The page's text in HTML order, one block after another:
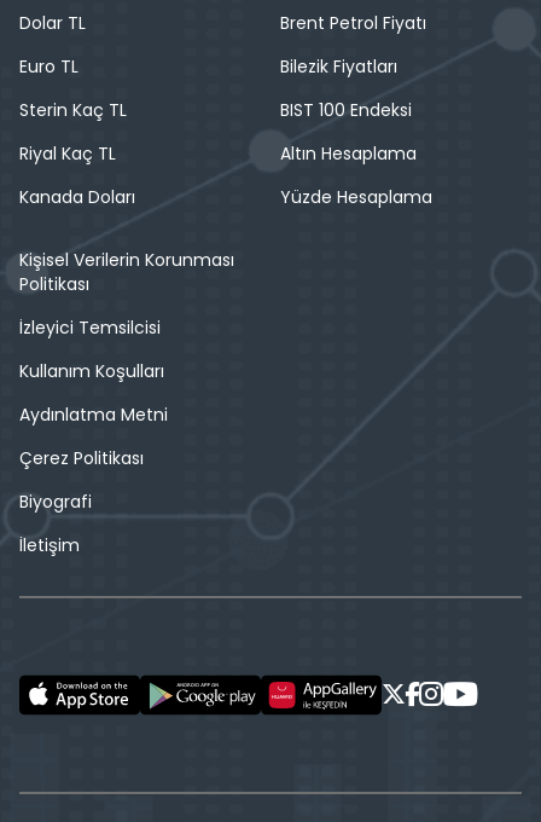
Dolar TL
Euro TL
Sterin Kaç TL
Riyal Kaç TL
Kanada Doları
Brent Petrol Fiyatı
Bilezik Fiyatları
BIST 100 Endeksi
Altın Hesaplama
Yüzde Hesaplama
Kişisel Verilerin Korunması
Politikası
İzleyici Temsilcisi
Kullanım Koşulları
Aydınlatma Metni
Çerez Politikası
Biyografi
İletişim